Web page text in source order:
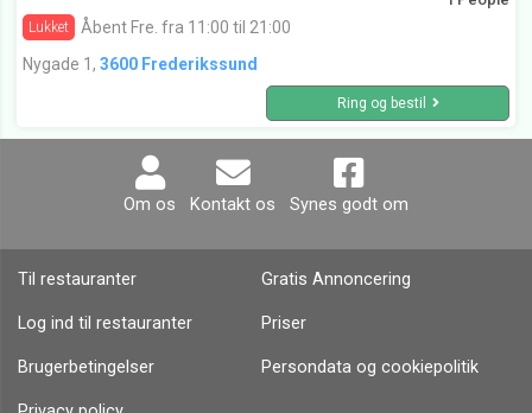
Lukket Åbent Fre. fra 11:00 til 21:00
Nygade 1, 3600 Frederikssund
Ring og bestil
Om os Kontakt os Synes godt om
Til restauranter Gratis Annoncering
Log ind til restauranter Priser
Brugerbetingelser Persondata og cookiepolitik